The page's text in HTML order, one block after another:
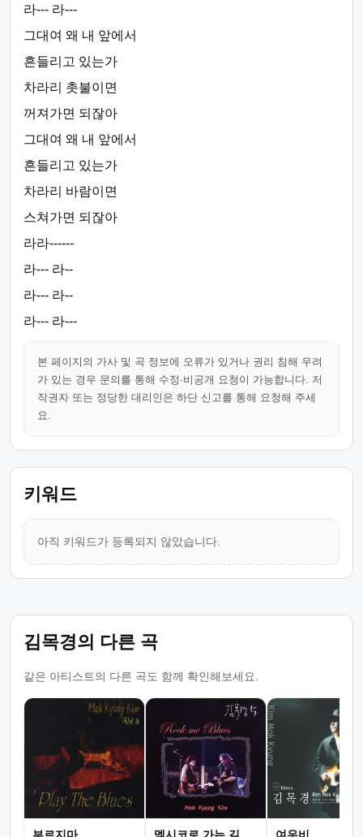
라--- 라---
그대여 왜 내 앞에서
흔들리고 있는가
차라리 촛불이면
꺼져가면 되잖아
그대여 왜 내 앞에서
흔들리고 있는가
차라리 바람이면
스쳐가면 되잖아
라라------
라--- 라--
라--- 라--
라--- 라---
본 페이지의 가사 및 곡 정보에 오류가 있거나 권리 침해 우려
가 있는 경우 문의를 통해 수정·비공개 요청이 가능합니다. 저
작권자 또는 정당한 대리인은 하단 신고를 통해 요청해 주세
요.
키워드
아직 키워드가 등록되지 않았습니다.
김목경의 다른 곡
같은 아티스트의 다른 곡도 함께 확인해보세요.